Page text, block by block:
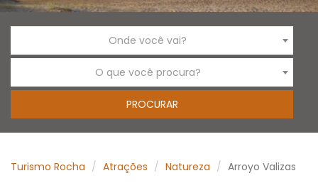
Onde você vai?
O que você procura?
Turismo Rocha Atrações Natureza Arroyo Valizas